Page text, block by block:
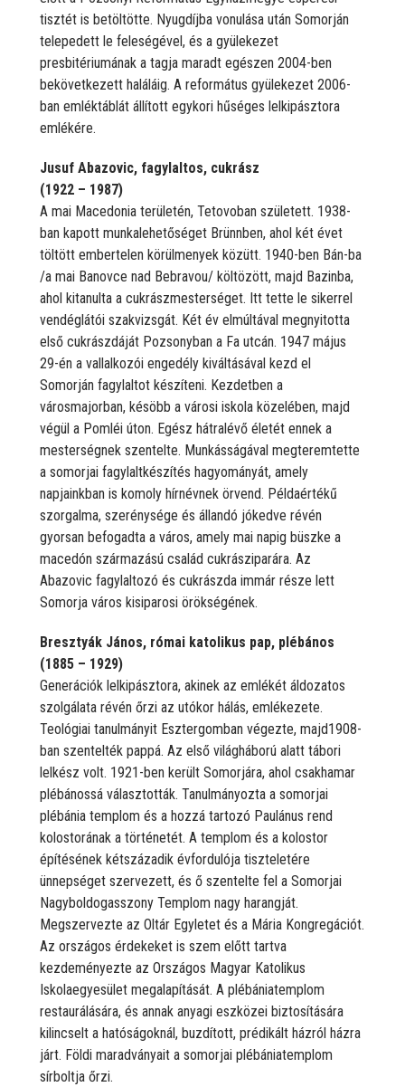
tisztét is betöltötte. Nyugdíjba vonulása után Somorján
telepedett le feleségével, és a gyülekezet
presbitériumának a tagja maradt egészen 2004-ben
bekövetkezett haláláig. A református gyülekezet 2006-
ban emléktáblát állított egykori hűséges lelkipásztora
emlékére.
Jusuf Abazovic, fagylaltos, cukrász
(1922 – 1987)
A mai Macedonia területén, Tetovoban született. 1938-
ban kapott munkalehetőséget Brünnben, ahol két évet
töltött embertelen körülmenyek közütt. 1940-ben Bán-ba
/a mai Banovce nad Bebravou/ költözött, majd Bazinba,
ahol kitanulta a cukrászmesterséget. Itt tette le sikerrel
vendéglátói szakvizsgát. Két év elmúltával megnyitotta
első cukrászdáját Pozsonyban a Fa utcán. 1947 május
29-én a vallalkozói engedély kiváltásával kezd el
Somorján fagylaltot készíteni. Kezdetben a
városmajorban, késöbb a városi iskola közelében, majd
végül a Pomléi úton. Egész hátralévő életét ennek a
mesterségnek szentelte. Munkásságával megteremtette
a somorjai fagylaltkészítés hagyományát, amely
napjainkban is komoly hírnévnek örvend. Példaértékű
szorgalma, szerénysége és állandó jókedve révén
gyorsan befogadta a város, amely mai napig büszke a
macedón származású család cukrásziparára. Az
Abazovic fagylaltozó és cukrászda immár része lett
Somorja város kisiparosi örökségének.
Bresztyák János, római katolikus pap, plébános
(1885 – 1929)
Generációk lelkipásztora, akinek az emlékét áldozatos
szolgálata révén őrzi az utókor hálás, emlékezete.
Teológiai tanulmányit Esztergomban végezte, majd1908-
ban szentelték pappá. Az első világháború alatt tábori
lelkész volt. 1921-ben került Somorjára, ahol csakhamar
plébánossá választották. Tanulmányozta a somorjai
plébánia templom és a hozzá tartozó Paulánus rend
kolostorának a történetét. A templom és a kolostor
építésének kétszázadik évfordulója tiszteletére
ünnepséget szervezett, és ő szentelte fel a Somorjai
Nagyboldogasszony Templom nagy harangját.
Megszervezte az Oltár Egyletet és a Mária Kongregációt.
Az országos érdekeket is szem előtt tartva
kezdeményezte az Országos Magyar Katolikus
Iskolaegyesület megalapítását. A plébániatemplom
restaurálására, és annak anyagi eszközei biztosítására
kilincselt a hatóságoknál, buzdított, prédikált házról házra
járt. Földi maradványait a somorjai plébániatemplom
sírboltja őrzi.